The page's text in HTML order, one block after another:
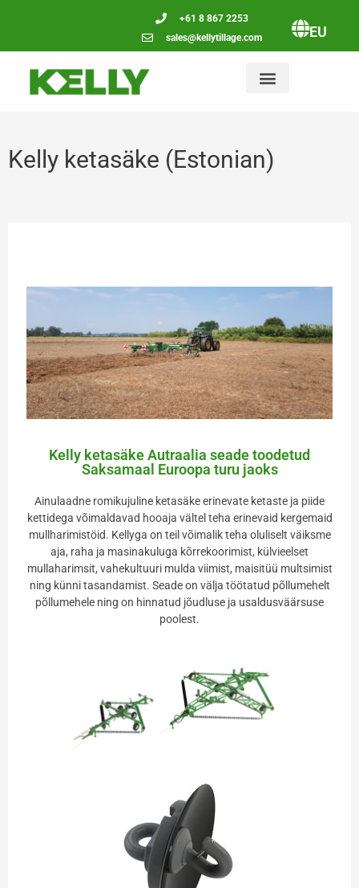
+61 8 867 2253
sales@kellytillage.com
EU
Kelly ketasäke (Estonian)
Kelly ketasäke Autraalia seade toodetud
Saksamaal Euroopa turu jaoks
Ainulaadne romikujuline ketasäke erinevate ketaste ja piide
kettidega võimaldavad hooaja vältel teha erinevaid kergemaid
mullharimistöid. Kellyga on teil võimalik teha oluliselt väiksme
aja, raha ja masinakuluga kõrrekoorimist, külvieelset
mullaharimsit, vahekultuuri mulda viimist, maisitüü multsimist
ning künni tasandamist. Seade on välja töötatud põllumehelt
põllumehele ning on hinnatud jõudluse ja usaldusväärsuse
poolest.